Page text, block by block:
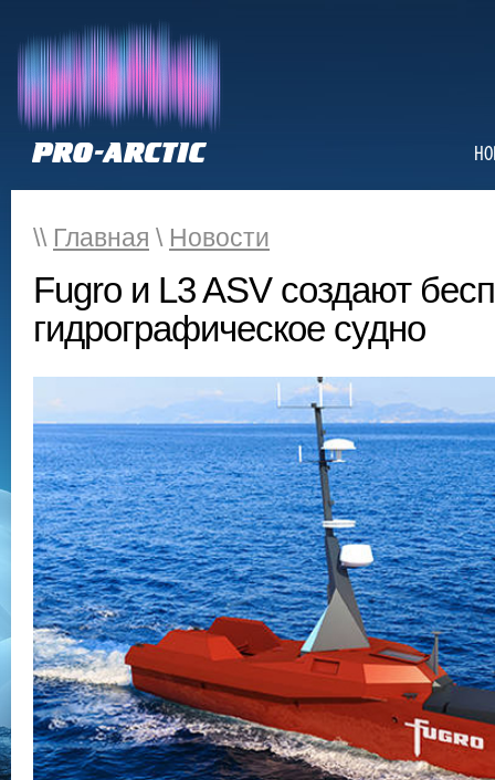
\\ Главная \ Новости
Fugro и L3 ASV создают
гидрографическое судно